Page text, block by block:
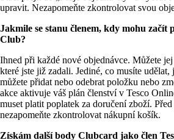
upravit. Nezapomeňte zkontrolovat svou
Jakmile se stanu členem, kdy mohu začít
Club?
Ihned při každé nové objednávce. Můžete
které jste již zadali. Jediné, co musíte
můžete přidat nebo odebrat položku nebo
akce aktivuje váš plán členství v Tesco
muset platit poplatek za doručení zboží.
nezapomeňte zkontrolovat nákupní košík.
Získám další body Clubcard jako člen